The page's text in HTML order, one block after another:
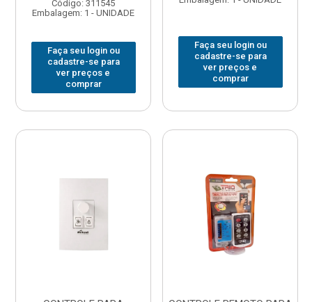
Código: 311545
Embalagem: 1 - UNIDADE
Faça seu login ou
cadastre-se para
ver preços e
comprar
Faça seu login ou
cadastre-se para
ver preços e
comprar